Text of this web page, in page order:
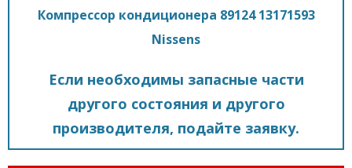
Компрессор кондиционера 89124 13171593
Nissens
Если необходимы запасные части
другого состояния и другого
производителя, подайте заявку.